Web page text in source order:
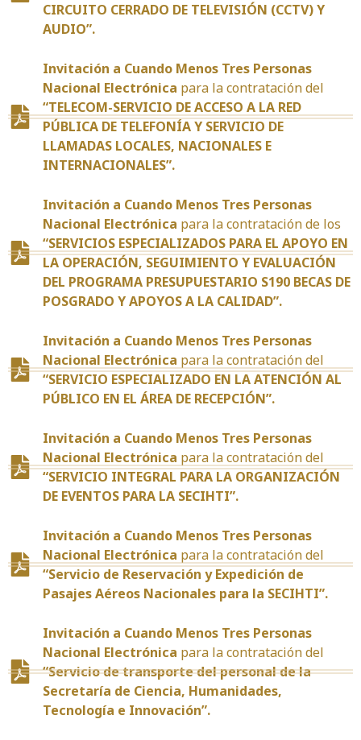
CIRCUITO CERRADO DE TELEVISIÓN (CCTV) Y
AUDIO”.
Invitación a Cuando Menos Tres Personas
Nacional Electrónica para la contratación del
“TELECOM-SERVICIO DE ACCESO A LA RED
PÚBLICA DE TELEFONÍA Y SERVICIO DE
LLAMADAS LOCALES, NACIONALES E
INTERNACIONALES”.
Invitación a Cuando Menos Tres Personas
Nacional Electrónica para la contratación de los
“SERVICIOS ESPECIALIZADOS PARA EL APOYO EN
LA OPERACIÓN, SEGUIMIENTO Y EVALUACIÓN
DEL PROGRAMA PRESUPUESTARIO S190 BECAS DE
POSGRADO Y APOYOS A LA CALIDAD”.
Invitación a Cuando Menos Tres Personas
Nacional Electrónica para la contratación del
“SERVICIO ESPECIALIZADO EN LA ATENCIÓN AL
PÚBLICO EN EL ÁREA DE RECEPCIÓN”.
Invitación a Cuando Menos Tres Personas
Nacional Electrónica para la contratación del
“SERVICIO INTEGRAL PARA LA ORGANIZACIÓN
DE EVENTOS PARA LA SECIHTI”.
Invitación a Cuando Menos Tres Personas
Nacional Electrónica para la contratación del
“Servicio de Reservación y Expedición de
Pasajes Aéreos Nacionales para la SECIHTI”.
Invitación a Cuando Menos Tres Personas
Nacional Electrónica para la contratación del
“Servicio de transporte del personal de la
Secretaría de Ciencia, Humanidades,
Tecnología e Innovación”.